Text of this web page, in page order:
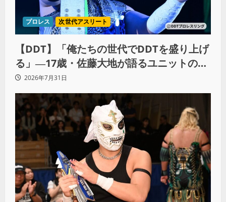
プロレス 次世代アスリート
【DDT】「俺たちの世代でDDTを盛り上げ
る」―17歳・佐藤大地が語るユニットの絆
とシングル王座への飽くなき野望
2026年7月31日